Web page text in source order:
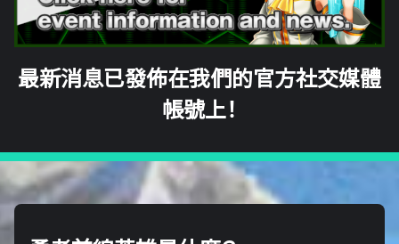
最新消息已發佈在我們的官方社交媒體
帳號上！